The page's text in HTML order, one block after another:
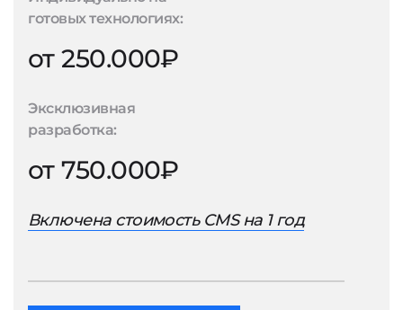
готовых технологиях:
от 250.000₽
Эксклюзивная
разработка:
от 750.000₽
Включена стоимость CMS на 1 год